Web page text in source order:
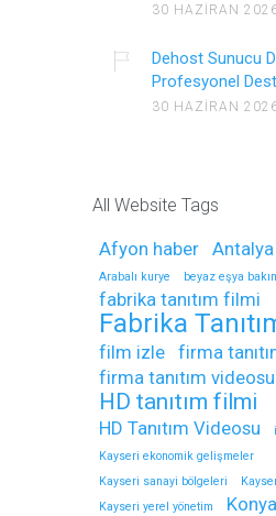
30 HAZIRAN
Dehost Sunucu
Profesyonel
30 HAZIRAN
All Website Tags
Afyon haber
Arabalı kurye beyaz eşya
fabrika tanıtım filmi
Fabrika
film izle firma
firma tanıtım videosu
HD tanıtım filmi
HD Tanıtım Videosu
Kayseri ekonomik gelişmeler
Kayseri sanayi bölgeleri
Kayseri yerel yönetim